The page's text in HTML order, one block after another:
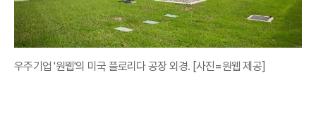
우주기업 '원웹'의 미국 플로리다 공장 외경. [사진=원웹 제공]